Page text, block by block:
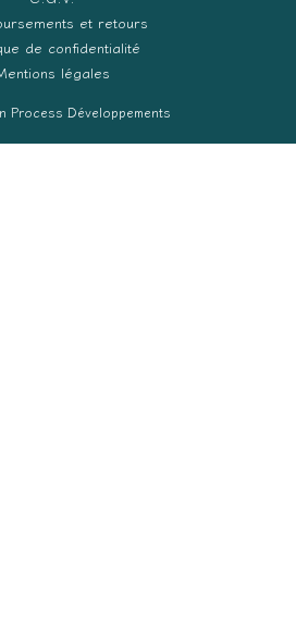
et retours
de confidentialité
légales
Process Développements